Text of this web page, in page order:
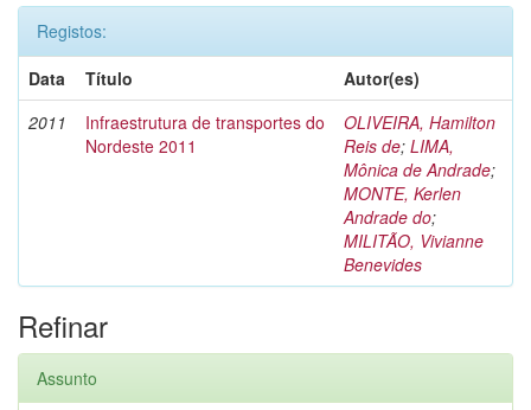
Registos:
Data
Título
Autor(es)
2011
Infraestrutura de transportes do
Nordeste 2011
OLIVEIRA, Hamilton
Reis de; LIMA,
Mônica de Andrade;
MONTE, Kerlen
Andrade do;
MILITÃO, Vivianne
Benevides
Refinar
Assunto